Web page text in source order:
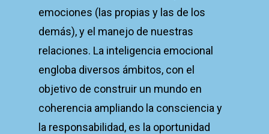
emociones (las propias y las de los
demás), y el manejo de nuestras
relaciones. La inteligencia emocional
engloba diversos ámbitos, con el
objetivo de construir un mundo en
coherencia ampliando la consciencia y
la responsabilidad, es la oportunidad